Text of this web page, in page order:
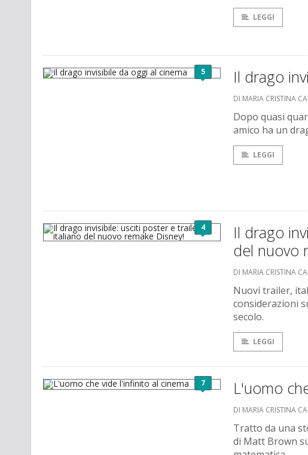
LEGGI
5 Il drago
DI MARIA CRISTINA
Dopo quasi
amico ha un
LEGGI
4
Il drago
del nuovo
DI MARIA CRISTINA
Nuovi trailer,
considerazioni
secolo.
LEGGI
7 L'uomo
DI MARIA CRISTINA
Tratto da una
di Matt Brown